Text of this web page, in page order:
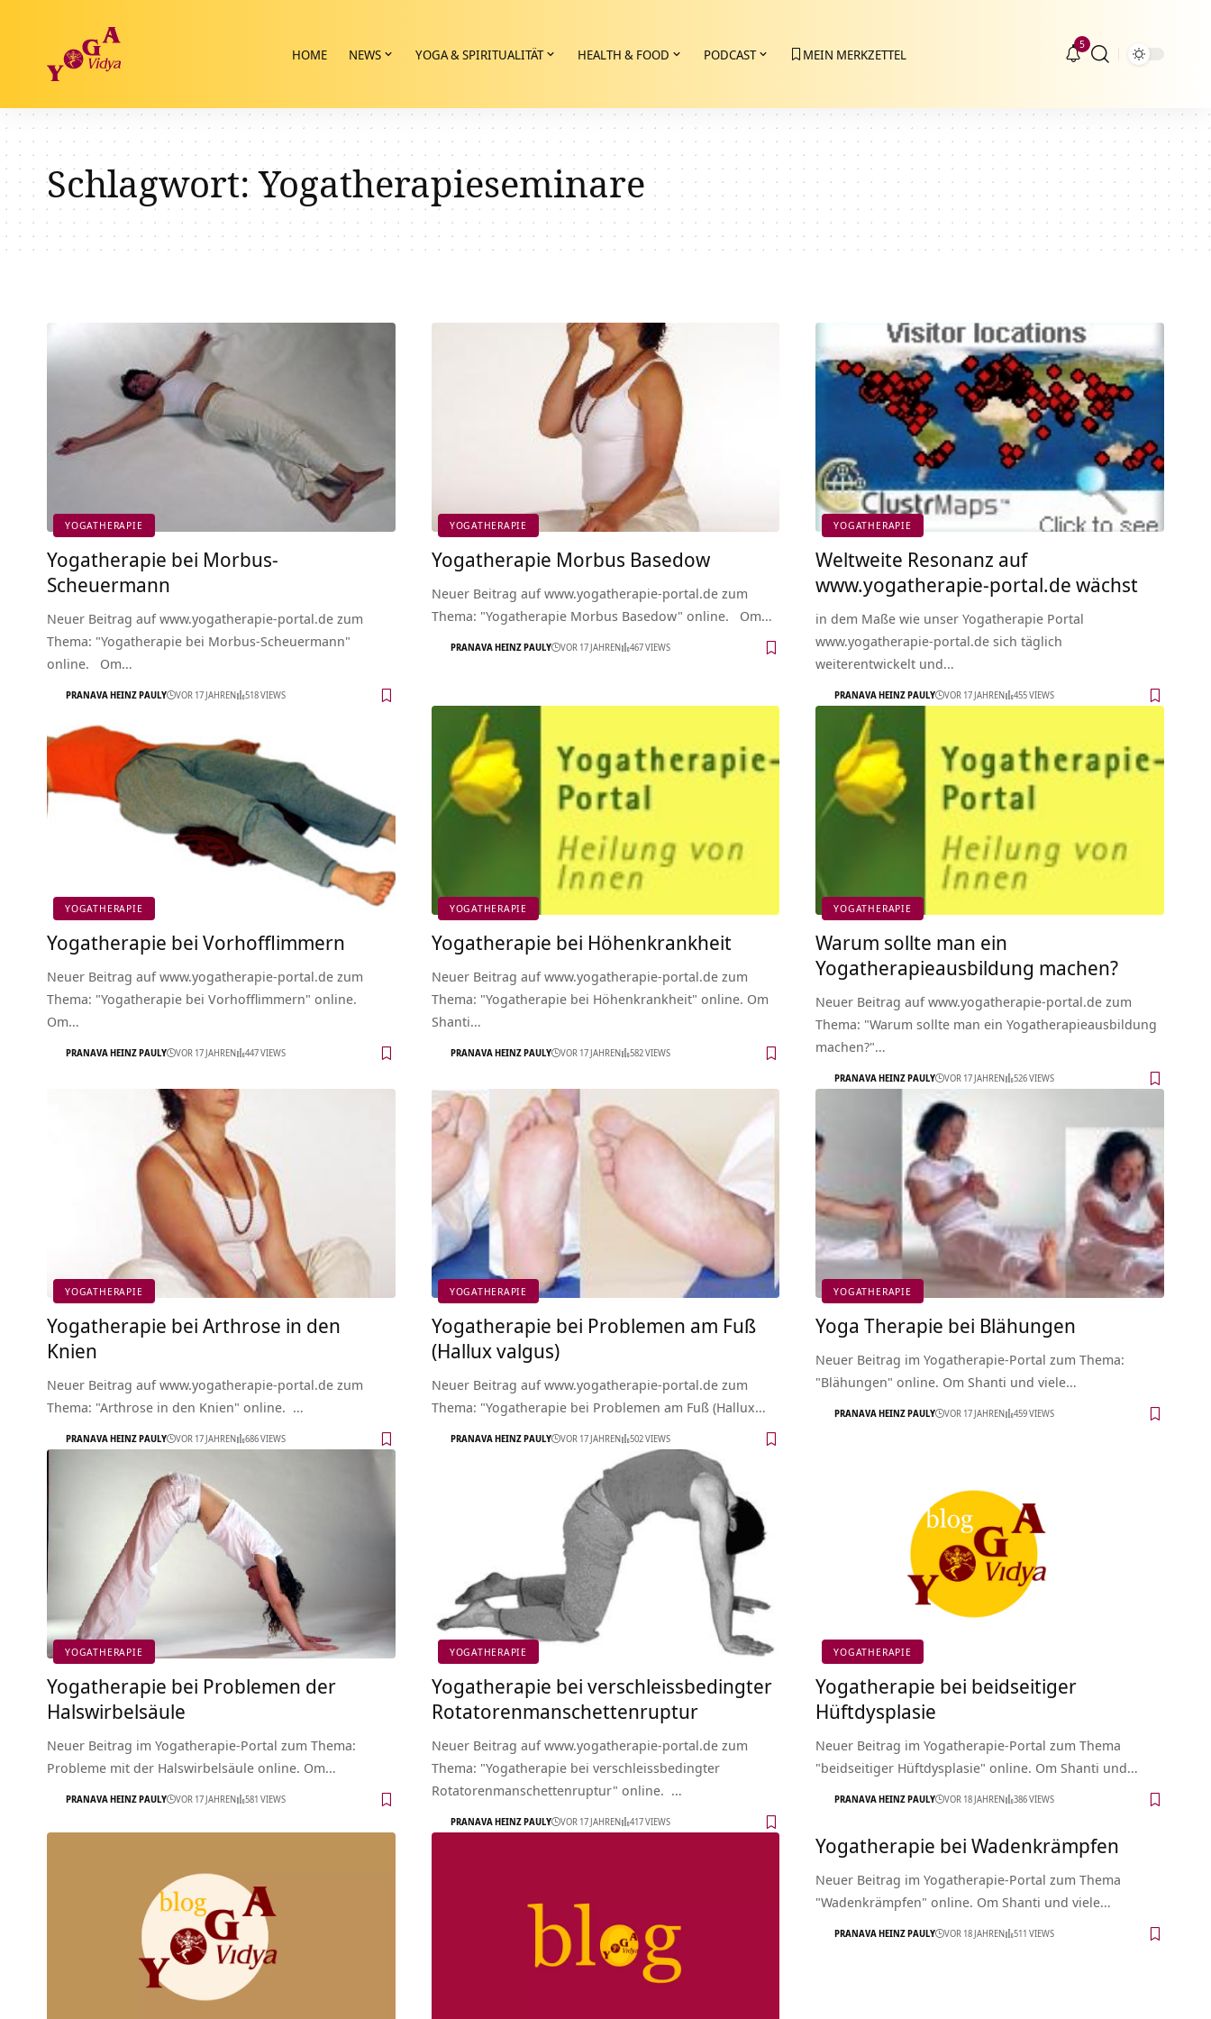
HOME NEWS YOGA & SPIRITUALITÄT HEALTH & FOOD PODCAST MEIN MERKZETTEL
5
Schlagwort:Yogatherapieseminare
YOGATHERAPIE
Yogatherapie bei Morbus-
Scheuermann
Neuer Beitrag auf www.yogatherapie-portal.de zum
Thema: "Yogatherapie bei Morbus-Scheuermann"
online. Om…
PRANAVA HEINZ PAULY VOR 17 JAHREN 518 VIEWS
YOGATHERAPIE
Yogatherapie Morbus Basedow
Neuer Beitrag auf www.yogatherapie-portal.de zum
Thema: "Yogatherapie Morbus Basedow" online. Om…
PRANAVA HEINZ PAULY VOR 17 JAHREN 467 VIEWS
YOGATHERAPIE
Weltweite Resonanz auf
www.yogatherapie-portal.de wächst
in dem Maße wie unser Yogatherapie Portal
www.yogatherapie-portal.de sich täglich
weiterentwickelt und…
PRANAVA HEINZ PAULY VOR 17 JAHREN 455 VIEWS
YOGATHERAPIE
Yogatherapie bei Vorhofflimmern
Neuer Beitrag auf www.yogatherapie-portal.de zum
Thema: "Yogatherapie bei Vorhofflimmern" online.
Om…
PRANAVA HEINZ PAULY VOR 17 JAHREN 447 VIEWS
YOGATHERAPIE
Yogatherapie bei Höhenkrankheit
Neuer Beitrag auf www.yogatherapie-portal.de zum
Thema: "Yogatherapie bei Höhenkrankheit" online. Om
Shanti…
PRANAVA HEINZ PAULY VOR 17 JAHREN 582 VIEWS
YOGATHERAPIE
Warum sollte man ein
Yogatherapieausbildung machen?
Neuer Beitrag auf www.yogatherapie-portal.de zum
Thema: "Warum sollte man ein Yogatherapieausbildung
machen?"…
PRANAVA HEINZ PAULY VOR 17 JAHREN 526 VIEWS
YOGATHERAPIE
Yogatherapie bei Arthrose in den
Knien
Neuer Beitrag auf www.yogatherapie-portal.de zum
Thema: "Arthrose in den Knien" online. …
PRANAVA HEINZ PAULY VOR 17 JAHREN 686 VIEWS
YOGATHERAPIE
Yogatherapie bei Problemen am Fuß
(Hallux valgus)
Neuer Beitrag auf www.yogatherapie-portal.de zum
Thema: "Yogatherapie bei Problemen am Fuß (Hallux…
PRANAVA HEINZ PAULY VOR 17 JAHREN 502 VIEWS
YOGATHERAPIE
Yoga Therapie bei Blähungen
Neuer Beitrag im Yogatherapie-Portal zum Thema:
"Blähungen" online. Om Shanti und viele…
PRANAVA HEINZ PAULY VOR 17 JAHREN 459 VIEWS
YOGATHERAPIE
Yogatherapie bei Problemen der
Halswirbelsäule
Neuer Beitrag im Yogatherapie-Portal zum Thema:
Probleme mit der Halswirbelsäule online. Om…
PRANAVA HEINZ PAULY VOR 17 JAHREN 581 VIEWS
YOGATHERAPIE
Yogatherapie bei verschleissbedingter
Rotatorenmanschettenruptur
Neuer Beitrag auf www.yogatherapie-portal.de zum
Thema: "Yogatherapie bei verschleissbedingter
Rotatorenmanschettenruptur" online. …
PRANAVA HEINZ PAULY VOR 17 JAHREN 417 VIEWS
YOGATHERAPIE
Yogatherapie bei beidseitiger
Hüftdysplasie
Neuer Beitrag im Yogatherapie-Portal zum Thema
"beidseitiger Hüftdysplasie" online. Om Shanti und…
PRANAVA HEINZ PAULY VOR 18 JAHREN 386 VIEWS
Yogatherapie bei Wadenkrämpfen
Neuer Beitrag im Yogatherapie-Portal zum Thema
"Wadenkrämpfen" online. Om Shanti und viele…
PRANAVA HEINZ PAULY VOR 18 JAHREN 511 VIEWS